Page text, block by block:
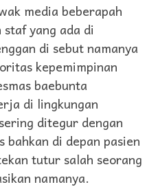
media beberapah
yang ada di
di sebut namanya
kepemimpinan
baebunta
di lingkungan
ditegur dengan
di depan pasien
tutur salah seorang
namanya.